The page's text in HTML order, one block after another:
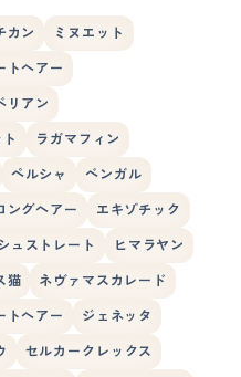
カン ミヌエット
トヘアー
リアン
ラガマフィン
ペルシャ ベンガル
ングヘアー エキゾチック
ュストレート ヒマラヤン
猫 ネヴァマスカレード
トヘアー ジェネッタ
セルカークレックス